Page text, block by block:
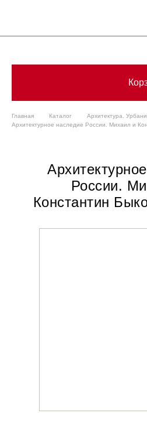
Главная Каталог
Архитектура.
Архитектурное наследие России. Михаил и
России.
Константин